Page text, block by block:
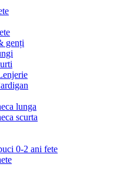
genți
lunga
scurta
0-2 ani fete